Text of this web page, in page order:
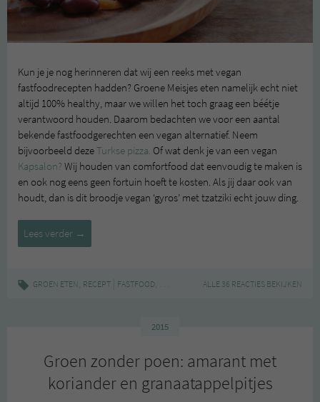
Kun je je nog herinneren dat wij een reeks met vegan
fastfoodrecepten hadden? Groene Meisjes eten namelijk echt niet
altijd 100% healthy, maar we willen het toch graag een béétje
verantwoord houden. Daarom bedachten we voor een aantal
bekende fastfoodgerechten een vegan alternatief. Neem
bijvoorbeeld dezeTurkse pizza. Of wat denk je van een vegan
Kapsalon? Wij houden van comfortfood dat eenvoudig te maken is
en ook nog eens geen fortuin hoeft te kosten. Als jij daar ook van
houdt, dan is dit broodje vegan ‘gyros’ met tzatziki echt jouw ding.
Lees verder Vegan
fastfood:
met
→
GROEN ETEN, RECEPT FASTFOOD, GEZOND GOEDKOOP,GROEN ZONDER POEN
ALLE 36 REACTIES BEKIJKEN
2015
Groen zonder poen: amarant met
koriander en granaatappelpitjes